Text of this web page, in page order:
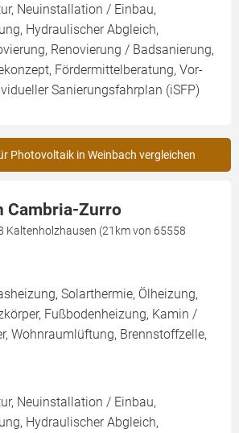
Neuinstallation / Einbau,
Hydraulischer Abgleich,
Renovierung / Badsanierung,
Fördermittelberatung, Vor-
Sanierungsfahrplan (iSFP)
Photovoltaik in Weinbach vergleichen
Cambria-Zurro
Kaltenholzhausen (21km von 65558
Solarthermie, Ölheizung,
Fußbodenheizung, Kamin /
Wohnraumlüftung, Brennstoffzelle,
Neuinstallation / Einbau,
Hydraulischer Abgleich,